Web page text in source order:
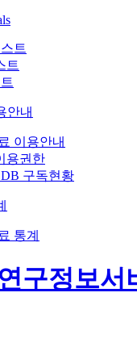
트
트
안내
이용안내
용권한
구독현황
통계